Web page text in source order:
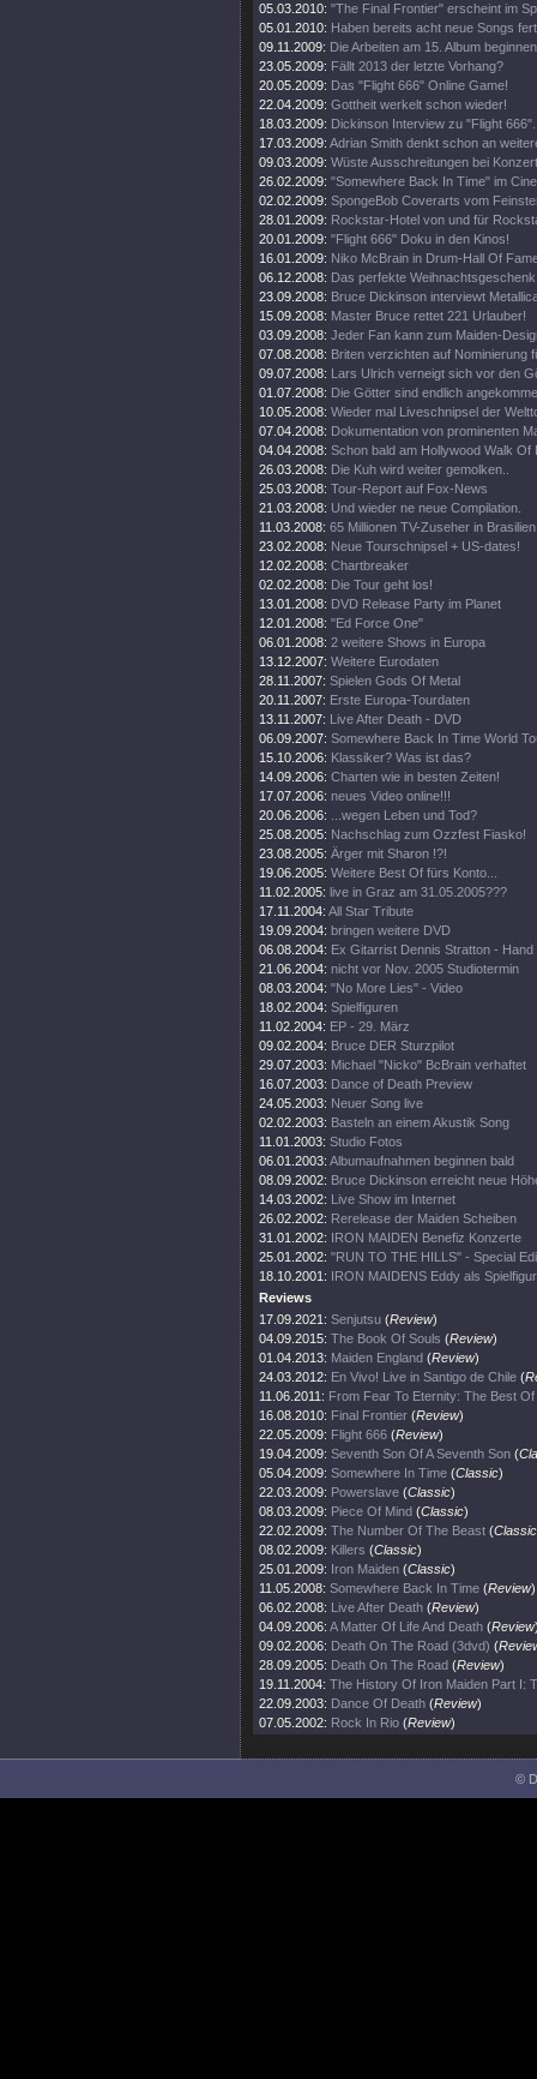
05.03.2010: "The Final Frontier" erscheint im
05.01.2010: Haben bereits acht neue Songs
09.11.2009: Die Arbeiten am 15. Album
23.05.2009: Fällt 2013 der letzte Vorhang?
20.05.2009: Das "Flight 666" Online Game!
22.04.2009: Gottheit werkelt schon wieder!
18.03.2009: Dickinson Interview zu "Flight 666".
17.03.2009: Adrian Smith denkt schon an
09.03.2009: Wüste Ausschreitungen bei
26.02.2009: "Somewhere Back In Time" im
02.02.2009: SpongeBob Coverarts vom
28.01.2009: Rockstar-Hotel von und für
20.01.2009: "Flight 666" Doku in den Kinos!
16.01.2009: Niko McBrain in Drum-Hall Of
06.12.2008: Das perfekte
23.09.2008: Bruce Dickinson interviewt
15.09.2008: Master Bruce rettet 221 Urlauber!
03.09.2008: Jeder Fan kann zum Maiden-
07.08.2008: Briten verzichten auf Nominierung
09.07.2008: Lars Ulrich verneigt sich vor den
01.07.2008: Die Götter sind endlich
10.05.2008: Wieder mal Liveschnipsel der
07.04.2008: Dokumentation von prominenten
04.04.2008: Schon bald am Hollywood Walk Of
26.03.2008: Die Kuh wird weiter gemolken..
25.03.2008: Tour-Report auf Fox-News
21.03.2008: Und wieder ne neue Compilation.
11.03.2008: 65 Millionen TV-Zuseher in
23.02.2008: Neue Tourschnipsel + US-dates!
12.02.2008: Chartbreaker
02.02.2008: Die Tour geht los!
13.01.2008: DVD Release Party im Planet
12.01.2008: "Ed Force One"
06.01.2008: 2 weitere Shows in Europa
13.12.2007: Weitere Eurodaten
28.11.2007: Spielen Gods Of Metal
20.11.2007: Erste Europa-Tourdaten
13.11.2007: Live After Death - DVD
06.09.2007: Somewhere Back In Time World
15.10.2006: Klassiker? Was ist das?
14.09.2006: Charten wie in besten Zeiten!
17.07.2006: neues Video online!!!
20.06.2006:
...wegen Leben und Tod?
25.08.2005: Nachschlag zum Ozzfest Fiasko!
23.08.2005: Ärger mit Sharon !?!
19.06.2005: Weitere Best Of fürs Konto...
11.02.2005: live in Graz am 31.05.2005???
17.11.2004: All Star Tribute
19.09.2004: bringen weitere DVD
06.08.2004: Ex Gitarrist Dennis Stratton -
21.06.2004: nicht vor Nov. 2005 Studiotermin
08.03.2004: "No More Lies" - Video
18.02.2004: Spielfiguren
11.02.2004: EP - 29. März
09.02.2004: Bruce DER Sturzpilot
29.07.2003: Michael "Nicko" BcBrain verhaftet
16.07.2003: Dance of Death Preview
24.05.2003: Neuer Song live
02.02.2003: Basteln an einem Akustik Song
11.01.2003: Studio Fotos
06.01.2003: Albumaufnahmen beginnen bald
08.09.2002: Bruce Dickinson erreicht neue
14.03.2002: Live Show im Internet
26.02.2002: Rerelease der Maiden Scheiben
31.01.2002: IRON MAIDEN Benefiz Konzerte
25.01.2002: "RUN TO THE HILLS" - Special
18.10.2001: IRON MAIDENS Eddy als Spielfigur
Reviews
17.09.2021: Senjutsu (Review)
04.09.2015: The Book Of Souls (Review)
01.04.2013: Maiden England (Review)
24.03.2012: En Vivo! Live in Santigo de Chile (
11.06.2011: From Fear To Eternity: The Best
16.08.2010: Final Frontier (Review)
22.05.2009: Flight 666 (Review)
19.04.2009: Seventh Son Of A Seventh Son (
05.04.2009: Somewhere In Time (Classic)
22.03.2009: Powerslave (Classic)
08.03.2009: Piece Of Mind (Classic)
22.02.2009: The Number Of The Beast (Classic
08.02.2009: Killers (Classic)
25.01.2009: Iron Maiden (Classic)
11.05.2008: Somewhere Back In Time (Review)
06.02.2008: Live After Death (Review)
04.09.2006: A Matter Of Life And Death (Review
09.02.2006: Death On The Road (3dvd) (
28.09.2005: Death On The Road (Review)
19.11.2004: The History Of Iron Maiden Part I:
22.09.2003: Dance Of Death (Review)
07.05.2002: Rock In Rio (Review)
©